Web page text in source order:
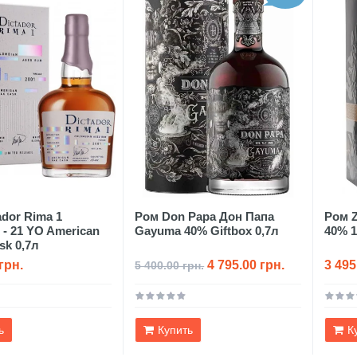
Rima 1
- 21 YO American
0,7л
Ром Don Papa Дон Папа
Gayuma 40% Giftbox 0,7л
5 400.00 грн. 4 795.00 грн.
Купить
Ром
40%
3